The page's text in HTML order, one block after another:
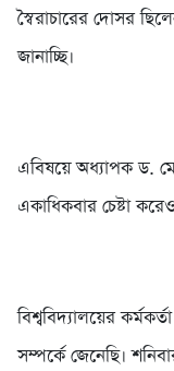
স্বৈরাচারের দোসর
জানাচ্ছি।
এবিষয়ে অধ্যাপক ড.
একাধিকবার চেষ্টা
বিশ্ববিদ্যালয়ের
সম্পর্কে জেনেছি।